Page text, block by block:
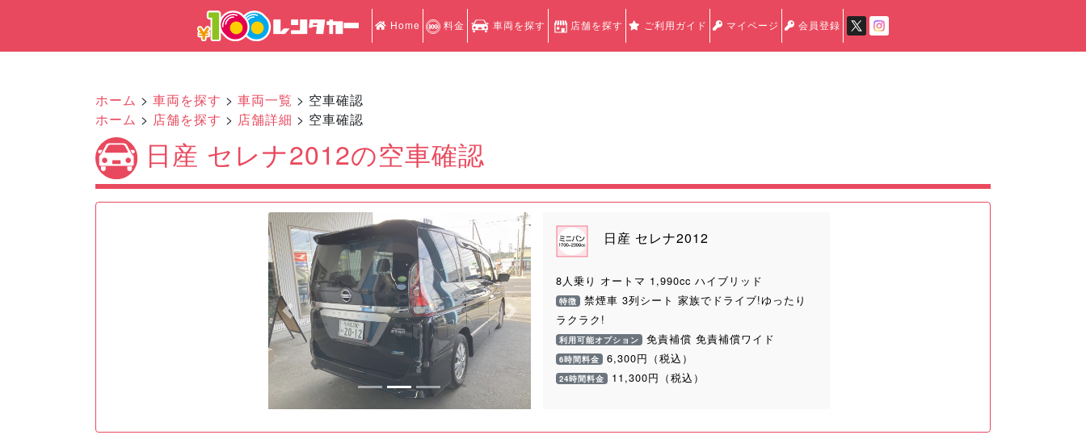
Home 料金 車両を探す 店舗を探す ご利用ガイド マイページ 会員登録
ホーム > 車両を探す > 車両一覧 > 空車確認
ホーム > 店舗を探す > 店舗詳細 > 空車確認
日産 セレナ2012の空車確認
Previous Next
日産 セレナ2012
8人乗り オートマ 1,990cc ハイブリッド
特徴 禁煙車 3列シート 家族でドライブ!ゆったり
ラクラク!
利用可能オプション 免責補償 免責補償ワイド
6時間料金 6,300円（税込）
24時間料金 11,300円（税込）